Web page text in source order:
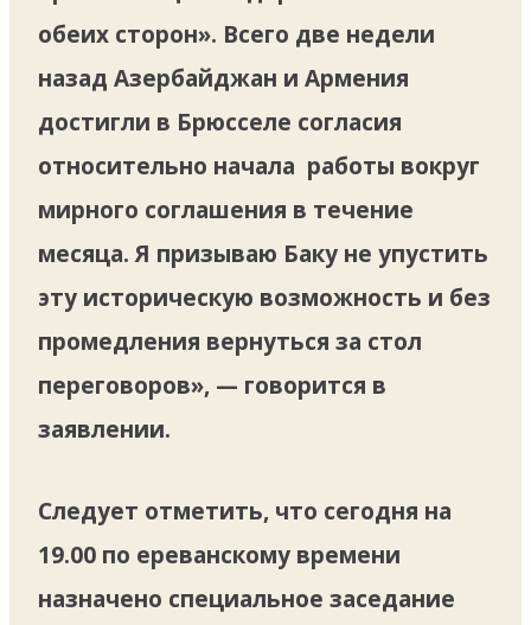
обеих сторон». Всего две недели
назад Азербайджан и Армения
достигли в Брюсселе согласия
относительно начала работы вокруг
мирного соглашения в течение
месяца. Я призываю Баку не упустить
эту историческую возможность и без
промедления вернуться за стол
переговоров», — говорится в
заявлении.
Следует отметить, что сегодня на
19.00 по ереванскому времени
назначено специальное заседание